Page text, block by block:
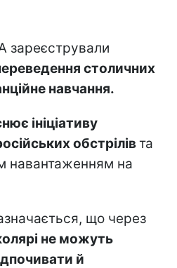
зареєстрували
столичних
навчання.
ініціативу
обстрілівта
навантаженням на
що через
не можуть
й